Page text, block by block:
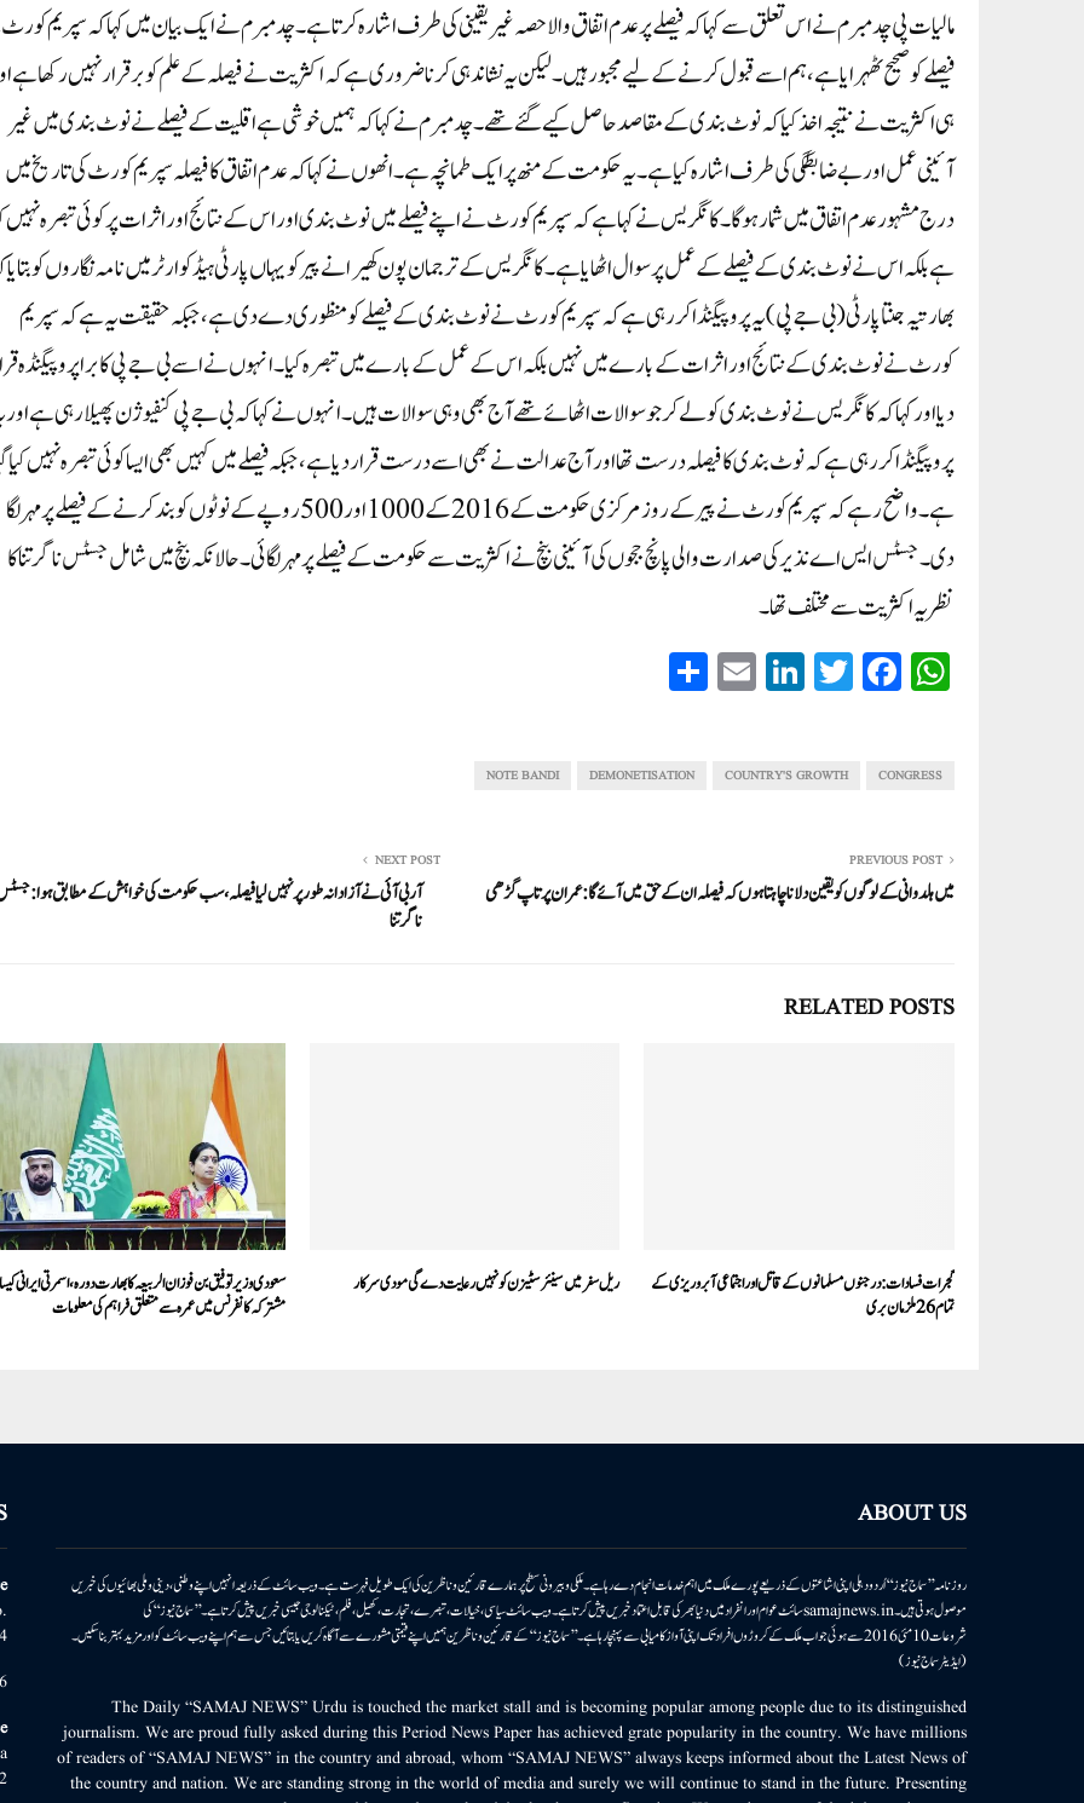
مالیات پی چدمبرم نے اس تعلق سے کہا کہ فیصلے پر عدم اتفاق والا حصہ غیر یقینی کی طرف اشارہ کرتا ہے۔ چدمبرم نے ایک بیان میں کہا کہ سپریم
فیصلے کو صحیح ٹھہرایا ہے، ہم اسے قبول کرنے کے لیے مجبو رہیں۔ لیکن یہ نشاندہی کرنا ضروری ہے کہ اکثریت نے فیصلہ کے علم کو برقرار نہیں رکھا ہے
ہی اکثریت نے نتیجہ اخذ کیا کہ نوٹ بندی کے مقاصد حاصل کیے گئے تھے۔ چدمبرم نے کہا کہ ہمیں خوشی ہے اقلیت کے فیصلے نے نوٹ بندی میں غیر
آئینی عمل اور بے ضابطگی کی طرف اشارہ کیا ہے۔ یہ حکومت کے منھ پر ایک طمانچہ ہے۔ انھوں نے کہا کہ عدم اتفاق کا فیصلہ سپریم کورٹ کی تاریخ میں
درج مشہور عدم اتفاق میں شمار ہوگا۔کانگریس نے کہا ہے کہ سپریم کورٹ نے اپنے فیصلے میں نوٹ بندی اور اس کے نتائج اور اثرات پر کوئی تبصرہ نہیں
ہے بلکہ اس نے نوٹ بندی کے فیصلے کے عمل پر سوال اٹھایا ہے۔ کانگریس کے ترجمان پون کھیرا نے پیر کو یہاں پارٹی ہیڈکوارٹر میں نامہ نگاروں کو بتایا
بھارتیہ جنتا پارٹی (بی جے پی) یہ پروپیگنڈا کر رہی ہے کہ سپریم کورٹ نے نوٹ بندی کے فیصلے کو منظوری دے دی ہے ، جبکہ حقیقت یہ ہے کہ سپریم
کورٹ نے نوٹ بندی کے نتائج اور اثرات کے بارے میں نہیں بلکہ اس کے عمل کے بارے میں تبصرہ کیا۔ انہوں نے اسے بی جے پی کا برا پروپیگنڈہ
دیا اور کہا کہ کانگریس نے نوٹ بندی کو لے کر جو سوالات اٹھائے تھے آج بھی وہی سوالات ہیں۔ انہوں نے کہا کہ بی جے پی کنفیوژن پھیلا رہی ہے اور
پروپیگنڈا کر رہی ہے کہ نوٹ بندی کا فیصلہ درست تھا اور آج عدالت نے بھی اسے درست قرار دیا ہے ، جبکہ فیصلے میں کہیں بھی ایسا کوئی تبصرہ نہیں کیا
ہے ۔واضح رہے کہ سپریم کورٹ نے پیر کے روز مرکزی حکومت کے 2016 کے 1000 اور 500 روپے کے نوٹوں کو بند کرنے کے فیصلے پر مہر لگا
دی۔ جسٹس ایس اے نذیر کی صدارت والی پانچ ججوں کی آئینی بنچ نے اکثریت سے حکومت کے فیصلے پر مہر لگائی۔ حالانکہ بنچ میں شامل جسٹس ناگرتنا کا
نظریہ اکثریت سے مختلف تھا۔
W
ha
A
Fa
ce
ok
T
wi
r
Li
nk
In
E
m
CONGRESS
COUNTRY'S GROWTH
DEMONETISATION
NOTE BANDI
PREVIOUS POST
میں ہلدوانی کے لوگوں کو یقین دلانا چاہتا ہوں کہ فیصلہ ان کے حق میں آئے گا: عمران پر تاپ گڑھی
NEXT POST
آر بی آئی نے آزادانہ طور پر نہیں لیا فیصلہ، سب حکومت کی خواہش کے مطابق ہوا:
ناگرتنا
RELATED POSTS
گجرات فسادات:درجنوں مسلمانوں کے قاتل اور اجتماعی آبروریزی کے
تمام 26 ملزمان بری
ریل سفر میں سینئر سٹیزن کو نہیں رعایت دے گی مودی سرکار
سعودی وزیر توفیق بن فوزان الربیعہ کا بھارت دورہ، اسمرتی ایرانی
مشترکہ کانفرنس میں عمرہ سے متعلق فراہم کی معلومات
ABOUT US
روزنامہ ’’سماج نیوز‘‘ اُردو دہلی اپنی اشاعتوں کے ذریعے پورے ملک میں اہم خدمات انجام دے رہا ہے۔ ملکی وبیرونی سطح پر ہمارے قارئین وناظرین کی ایک طویل فہرست ہے۔ ویب سائٹ کے ذریعہ انہیں اپنے وطنی، دینی وملی بھائیوں کی خبریں
موصول ہوتی ہیں۔samajnews.inسائٹ عوام اور انفراد میں دنیا بھر کی قابل اعتماد خبریں پیش کرتا ہے۔ ویب سائٹ سیاسی، خیالات، تبصرے، تجارت، کھیل، فلم، ٹیکنالوجی جیسی خبریں پیش کرتا ہے۔ ’’سماج نیوز‘‘ کی
شروعات 10مئی 2016 سے ہوئی جو اب ملک کے کروڑوں افراد تک اپنی آواز کامیابی سے پہنچا رہا ہے۔ ’’سماج نیوز‘‘ کے قارئین وناظرین ہمیں اپنے قیمتی مشورے سے آگاہ کریں یا بتائیں جس سے ہم اپنے ویب سائٹ کو اور مزید بہتر بناسکیں۔
(ایڈیٹر سماج نیوز)
The Daily “SAMAJ NEWS” Urdu is touched the market stall and is becoming popular among people due to its distinguished
journalism. We are proud fully asked during this Period News Paper has achieved grate popularity in the country. We have millions
of readers of “SAMAJ NEWS” in the country and abroad, whom “SAMAJ NEWS” always keeps informed about the Latest News of
the country and nation. We are standing strong in the world of media and surely we will continue to stand in the future. Presenting